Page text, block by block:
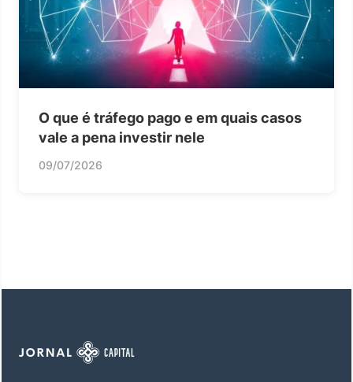
O que é tráfego pago e em quais casos
vale a pena investir nele
09/07/2026